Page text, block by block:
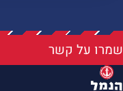
שמרו על קשר